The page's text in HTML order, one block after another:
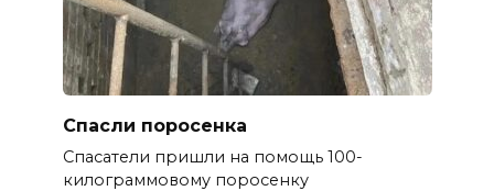
Спасли поросенка
Спасатели пришли на помощь 100-
килограммовому поросенку